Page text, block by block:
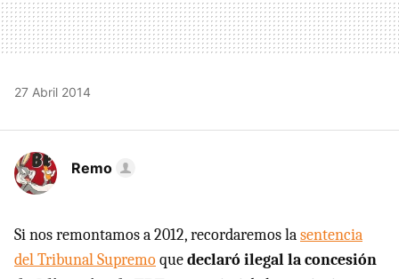
27 Abril 2014
Remo
Si nos remontamos a 2012, recordaremos lasentencia
del Tribunal Supremoquedeclaró ilegal la concesión